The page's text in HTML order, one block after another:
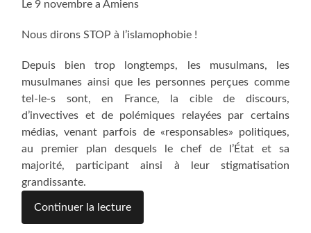
Le 9 novembre a Amiens
Nous dirons STOP à l’islamophobie !
Depuis bien trop longtemps, les musulmans, les
musulmanes ainsi que les personnes perçues comme
tel-le-s sont, en France, la cible de discours,
d’invectives et de polémiques relayées par certains
médias, venant parfois de «responsables» politiques,
au premier plan desquels le chef de l’État et sa
majorité, participant ainsi à leur stigmatisation
grandissante.
Continuer la lecture